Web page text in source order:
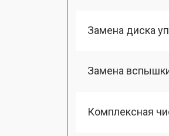
Замена диска
Замена
Комплексная